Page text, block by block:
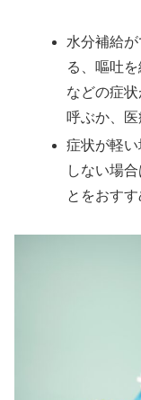
水分補給
る、嘔吐
などの症
呼ぶか、医
症状が軽
しない場
とをおすす